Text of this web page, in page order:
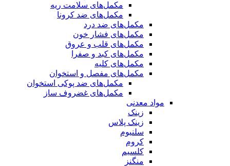
مکمل‌های سلامت ریه
مکمل‌های ضد کرونا
مکمل‌های ضد درد
مکمل‌های فشار خون
مکمل‌های قلب و عروق
مکمل‌های کبد و صفرا
مکمل‌های کلیه
مکمل‌های مفصل و استخوان
مکمل‌های ضد پوکی استخوان
مکمل‌های غضروف ساز
مواد معدنی
زینک
زینک پلاس
سلنیوم
کروم
کلسیم
منگنز